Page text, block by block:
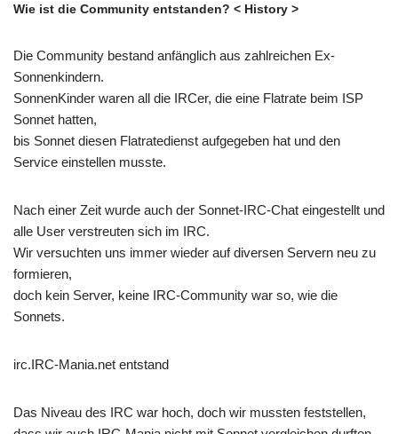
Wie ist die Community entstanden? < History >
Die Community bestand anfänglich aus zahlreichen Ex-
Sonnenkindern.
SonnenKinder waren all die IRCer, die eine Flatrate beim ISP
Sonnet hatten,
bis Sonnet diesen Flatratedienst aufgegeben hat und den
Service einstellen musste.
Nach einer Zeit wurde auch der Sonnet-IRC-Chat eingestellt und
alle User verstreuten sich im IRC.
Wir versuchten uns immer wieder auf diversen Servern neu zu
formieren,
doch kein Server, keine IRC-Community war so, wie die
Sonnets.
irc.IRC-Mania.net entstand
Das Niveau des IRC war hoch, doch wir mussten feststellen,